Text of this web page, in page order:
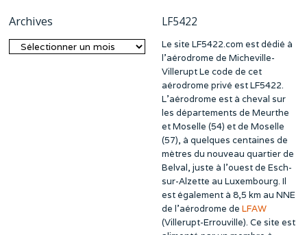
Archives
Archives
LF5422
Le site LF5422.com est dédié à
l’aérodrome de Micheville-
Villerupt Le code de cet
aérodrome privé est LF5422.
L’aérodrome est à cheval sur
les départements de Meurthe
et Moselle (54) et de Moselle
(57), à quelques centaines de
mètres du nouveau quartier de
Belval, juste à l’ouest de Esch-
sur-Alzette au Luxembourg. Il
est également à 8,5 km au NNE
de l’aérodrome de LFAW
(Villerupt-Errouville). Ce site est